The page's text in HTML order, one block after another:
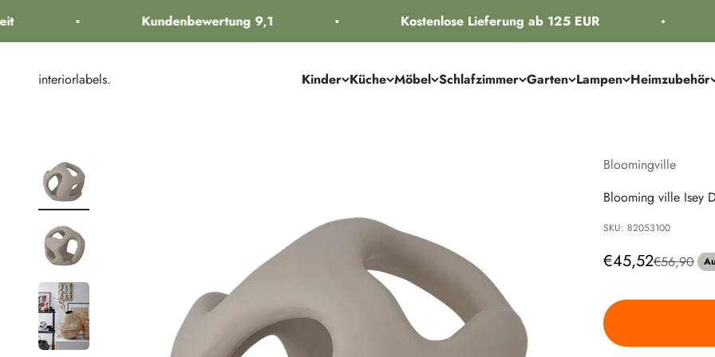
Kundenbewertung 9,1 Kostenlose Lieferung ab 125 EUR
Kinder Küche Möbel Schlafzimmer Garten Lampen Heimzubehör
interiorlabels.
Bloomingville
Blooming ville Isey
SKU: 82053100
Angebot
€45,52Regulärer
€56,90